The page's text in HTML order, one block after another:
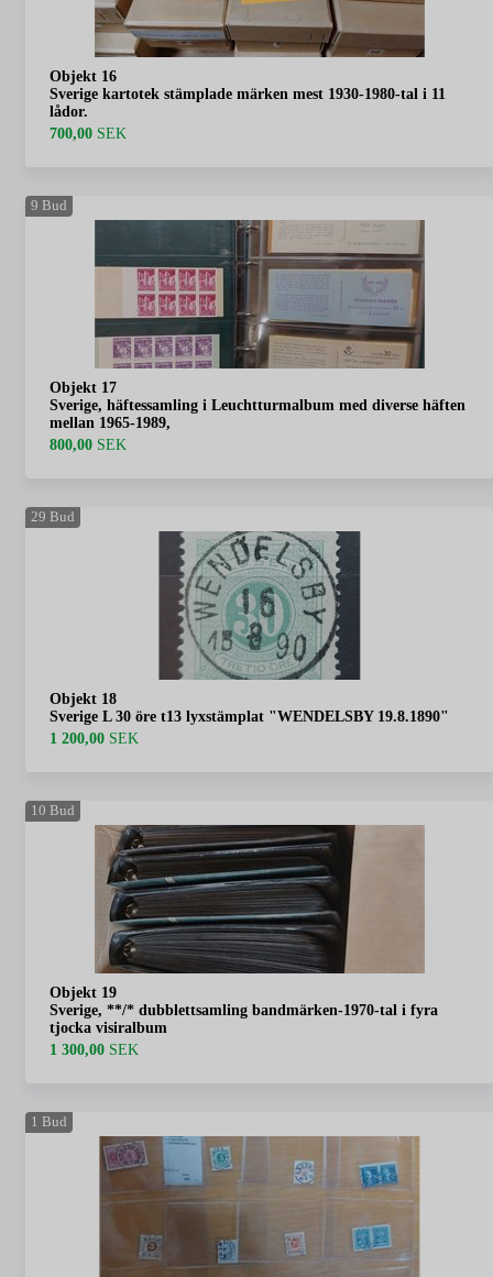
Objekt 16
Sverige kartotek stämplade märken mest 1930-1980-tal i 11
lådor.
700,00 SEK
9 Bud
Objekt 17
Sverige, häftessamling i Leuchtturmalbum med diverse häften
mellan 1965-1989,
800,00 SEK
29 Bud
Objekt 18
Sverige L 30 öre t13 lyxstämplat "WENDELSBY 19.8.1890"
1 200,00 SEK
10 Bud
Objekt 19
Sverige, **/* dubblettsamling bandmärken-1970-tal i fyra
tjocka visiralbum
1 300,00 SEK
1 Bud